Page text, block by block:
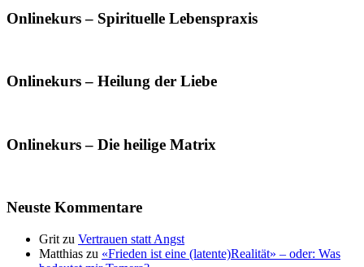
Onlinekurs – Spirituelle Lebenspraxis
Onlinekurs – Heilung der Liebe
Onlinekurs – Die heilige Matrix
Neuste Kommentare
Grit zu Vertrauen statt Angst
Matthias zu «Frieden ist eine (latente)Realität» – oder: Was